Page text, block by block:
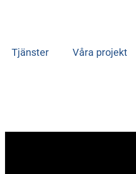
Tjänster Våra projekt